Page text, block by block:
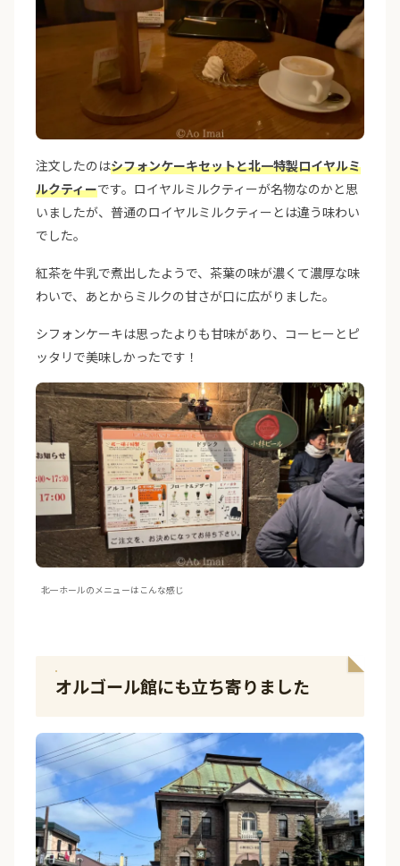
注文したのはシフォンケーキセットと北一特製ロイヤルミ
ルクティーです。ロイヤルミルクティーが名物なのかと思
いましたが、普通のロイヤルミルクティーとは違う味わい
でした。
紅茶を牛乳で煮出したようで、茶葉の味が濃くて濃厚な味
わいで、あとからミルクの甘さが口に広がりました。
シフォンケーキは思ったよりも甘味があり、コーヒーとピ
ッタリで美味しかったです！
北一ホールのメニューはこんな感じ
オルゴール館にも立ち寄りました